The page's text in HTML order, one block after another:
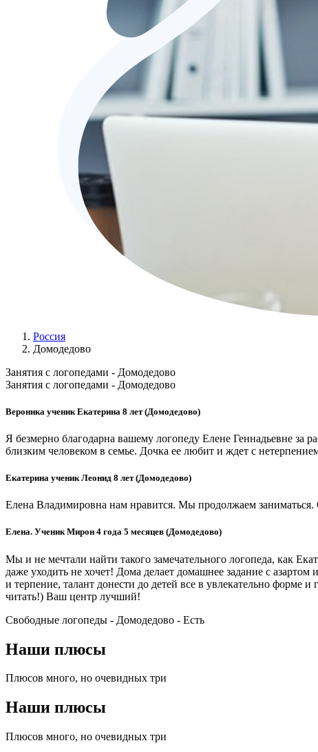
Россия
Домодедово
Занятия с логопедами - Домодедово
Занятия с логопедами - Домодедово
Вероника ученик Екатерина 8 лет (Домодедово)
Я безмерно благодарна вашему логопеду Елене Геннадьевне за
близким человеком в семье. Дочка ее любит и ждет с
Екатерина ученик Леонид 8 лет (Домодедово)
Елена Владимировна нам нравится. Мы продолжаем
Елена. Ученик Мирон 4 года 5 месяцев (Домодедово)
Мы и не мечтали найти такого замечательного логопеда, как
даже уходить не хочет! Дома делает домашнее задание с
и терпение, талант донести до детей все в увлекательно форме
читать!) Ваш центр лучший!
Свободные логопеды - Домодедово - Есть
Наши плюсы
Плюсов много, но очевидных три
Наши плюсы
Плюсов много, но очевидных три